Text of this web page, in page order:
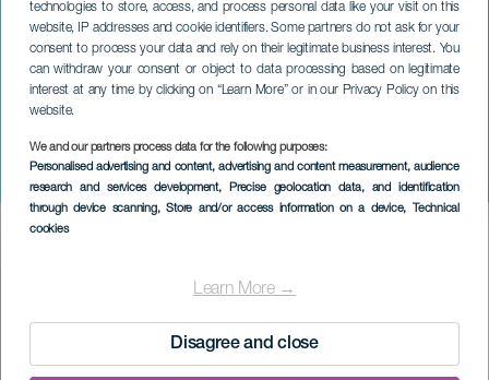
technologies to store, access, and process personal data like your visit on this
website, IP addresses and cookie identifiers. Some partners do not ask for your
consent to process your data and rely on their legitimate business interest. You
can withdraw your consent or object to data processing based on legitimate
interest at any time by clicking on “Learn More” or in our Privacy Policy on this
website.
We and our partners process data for the following purposes:
Personalised advertising and content, advertising and content measurement, audience
research and services development, Precise geolocation data, and identification
through device scanning, Store and/or access information on a device, Technical
cookies
Learn More →
Disagree and close
Karnevaalin taika
LA PALMA
Imagen